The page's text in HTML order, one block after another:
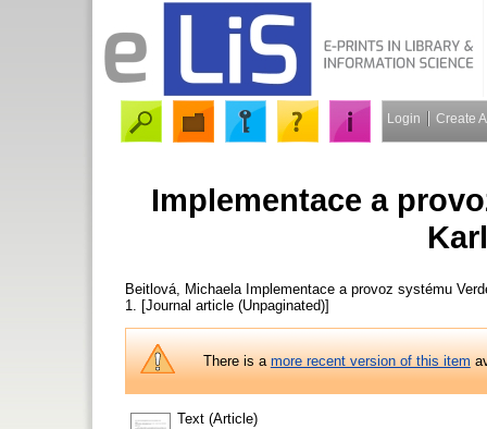
Login Create
Implementace a
Beitlová, Michaela Implementace a provoz systému
1. [Journal article (Unpaginated)]
There is amore recent version of this item
Text (Article)